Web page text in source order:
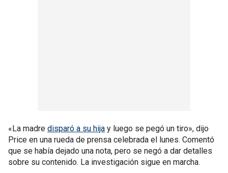
«La madre disparó a su hija y luego se pegó un tiro», dijo
Price en una rueda de prensa celebrada el lunes. Comentó
que se había dejado una nota, pero se negó a dar detalles
sobre su contenido. La investigación sigue en marcha.